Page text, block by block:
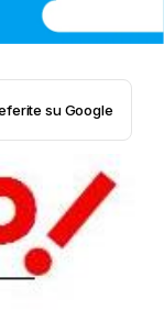
su Google